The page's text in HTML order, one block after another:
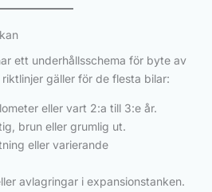
ett underhållsschema för byte av
gäller för de flesta bilar:
eller vart 2:a till 3:e år.
brun eller grumlig ut.
eller varierande
avlagringar i expansionstanken.